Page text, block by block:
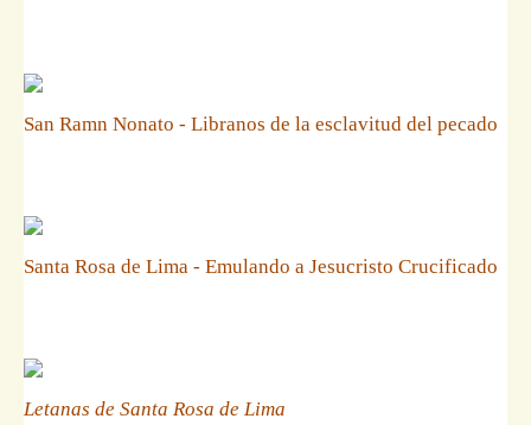
San Ramn Nonato - Libranos de la esclavitud del pecado
Santa Rosa de Lima - Emulando a Jesucristo Crucificado
Letanas de Santa Rosa de Lima